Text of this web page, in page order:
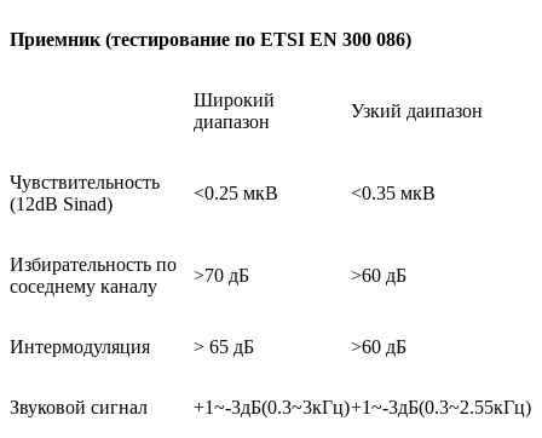
Приемник (тестирование по ETSI EN 300 086)
Широкий
диапазон
Узкий даипазон
Чувствительность
(12dB Sinad)
<0.25 мкВ <0.35 мкВ
Избирательность по
соседнему каналу
>70 дБ >60 дБ
Интермодуляция > 65 дБ >60 дБ
Звуковой сигнал +1~-3дБ(0.3~3кГц)+1~-3дБ(0.3~2.55кГц)